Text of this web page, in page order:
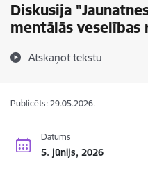
Diskusija
mentālās
Atskaņot tekstu
Publicēts: 29.05.2026.
Datums
5. jūnijs, 2026